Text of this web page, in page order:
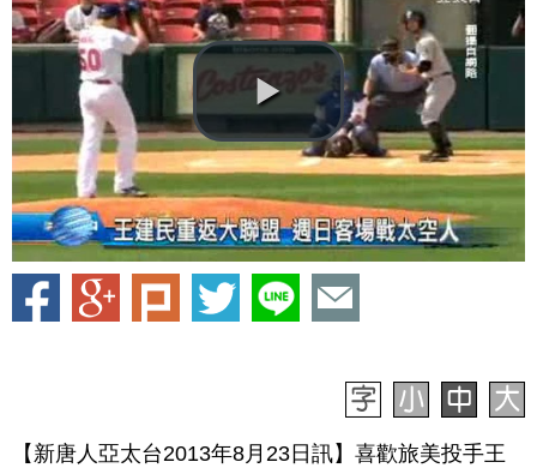
【新唐人亞太台2013年8月23日訊】喜歡旅美投手王